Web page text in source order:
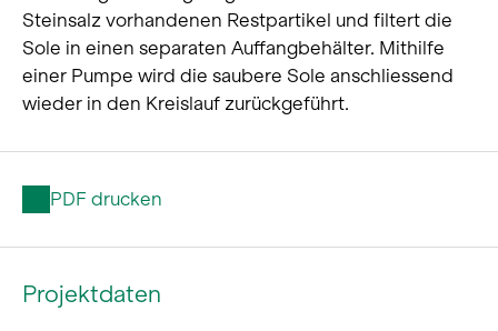
Steinsalz vorhandenen Restpartikel und filtert die
Sole in einen separaten Auffangbehälter. Mithilfe
einer Pumpe wird die saubere Sole anschliessend
wieder in den Kreislauf zurückgeführt.
PDF drucken
Projektdaten